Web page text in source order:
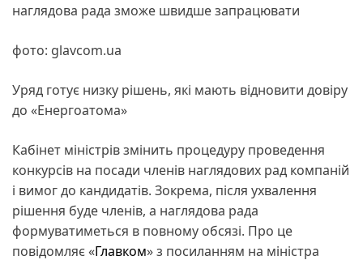
наглядова рада зможе швидше запрацювати
фото: glavcom.ua
Уряд готує низку рішень, які мають відновити довіру
до «Енергоатома»
Кабінет міністрів змінить процедуру проведення
конкурсів на посади членів наглядових рад компаній
і вимог до кандидатів. Зокрема, після ухвалення
рішення буде членів, а наглядова рада
формуватиметься в повному обсязі. Про це
повідомляє «Главком» з посиланням на міністра